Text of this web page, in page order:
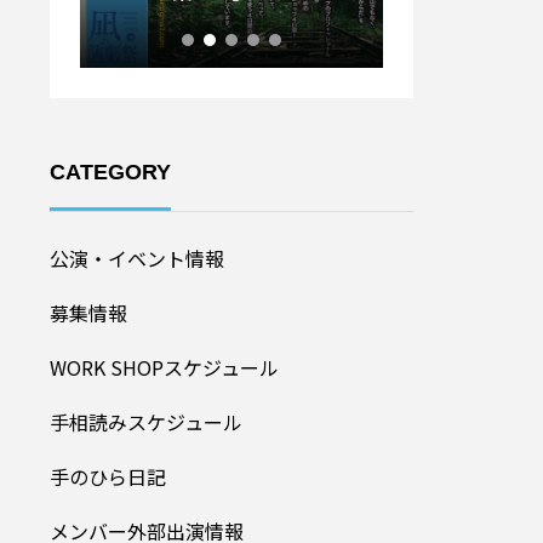
CATEGORY
公演・イベント情報
募集情報
WORK SHOPスケジュール
手相読みスケジュール
手のひら日記
メンバー外部出演情報